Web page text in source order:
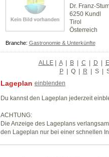
Dr. Franz-
6250 Kundl
Tirol
Österreich
Branche: Gastronomie & Unterkünfte
ALLE| A | B | C | D | E
P | Q | R | S |
Lageplan einblenden
Du kannst den Lageplan jederzeit
ACHTUNG:
Die Anzeige des Lageplans
den Lageplan nur bei einer schnellen